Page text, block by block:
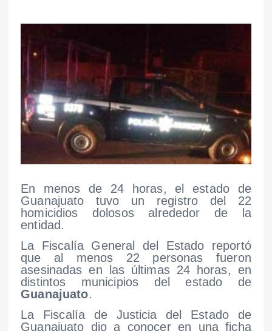
En menos de 24 horas, el estado de
Guanajuato tuvo un registro del 22
homicidios dolosos alrededor de la
entidad.
La Fiscalía General del Estado reportó
que al
menos 22 personas fueron
asesinadas en las últimas 24 horas, en
distintos municipios del estado de
Guanajuato.
La Fiscalía de Justicia del Estado de
Guanajuato dio a conocer en una ficha